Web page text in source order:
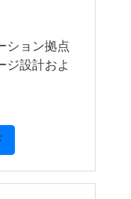
ション拠点
ジ設計およ